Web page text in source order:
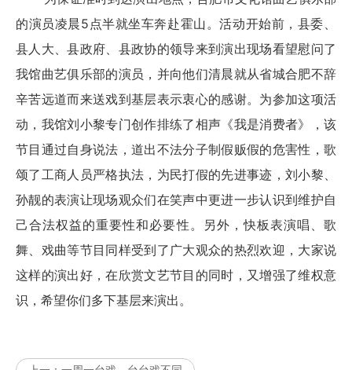
的演员凌晨5点半就坐车奔赴霍山。活动开始前，县委、
县人大、县政府、县政协的领导来到演出现场看望慰问了
我馆曲艺俱乐部的演员，并向他们清晨就从省城合肥不辞
辛苦远道而来送戏到基层表示衷心的感谢。为参加这项活
动，我馆刘小黎专门创作排练了相声《我是消费者》，该
节目通过自身说法，道出不法分子制假贩假的危害性，歌
颂了工商人员严格执法，为民打假的先进事迹，刘小黎、
孙靓的表演让现场观众们在笑声中更进一步认识到维护自
己合法权益的重要性和必要性。另外，快板表演唱、歌
舞、戏曲等节目同样受到了广大观众的热烈欢迎，大家说
这样的演出好，在欣赏文艺节目的同时，又增强了维权意
识，希望你们多下基层来演出。